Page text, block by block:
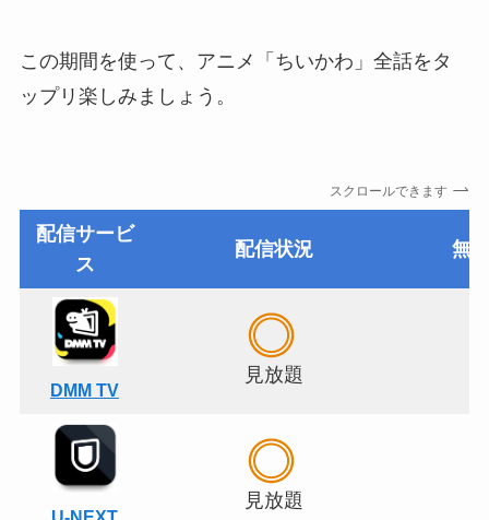
この期間を使って、アニメ「ちいかわ」全話をタ
ップリ楽しみましょう。
スクロールできます
配信サービ
ス
配信状況 無
DMM TV
見放題
見放題